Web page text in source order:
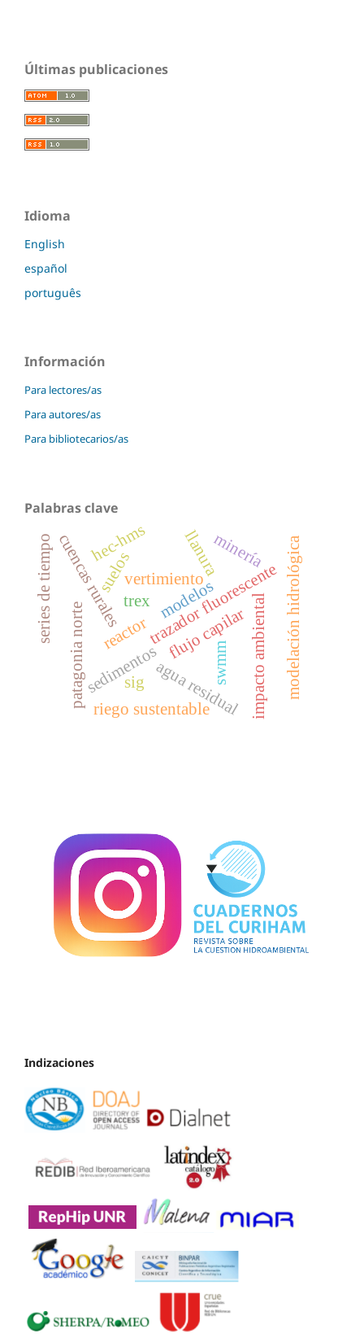
Últimas publicaciones
Idioma
English
español
português
Información
Para lectores/as
Para autores/as
Para bibliotecarios/as
Palabras clave
trazador fluorescente
sedimentos
reactor
agua residual impacto ambiental
vertimiento
suelos
cuencas rurales
flujo capilar
riego sustentable
patagonia norte modelación hidrológica
swmm
trex
llanura
modelos
sig
minería
series de tiempo hec-hms
Indizaciones